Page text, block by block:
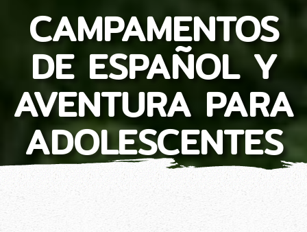
CAMPAMENTOS
DE ESPAÑOL Y
AVENTURA PARA
ADOLESCENTES